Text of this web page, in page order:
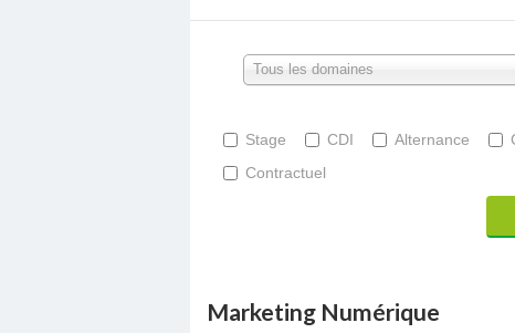
Tous les domaines
Stage CDI Alternance
Contractuel
Marketing Numérique